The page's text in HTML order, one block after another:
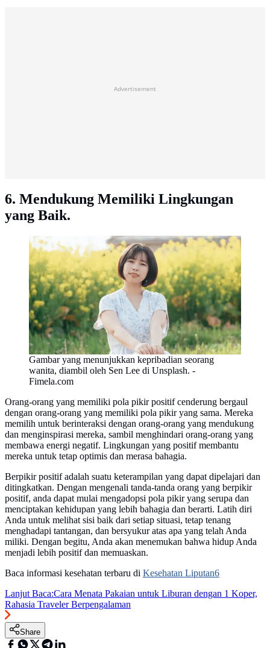
Advertisement
6. Mendukung Memiliki Lingkungan
yang Baik.
Gambar yang menunjukkan kepribadian seorang
wanita, diambil oleh Sen Lee di Unsplash. -
Fimela.com
Orang-orang yang memiliki pola pikir positif cenderung bergaul
dengan orang-orang yang memiliki pola pikir yang sama. Mereka
memilih untuk berinteraksi dengan orang-orang yang mendukung
dan menginspirasi mereka, sambil menghindari orang-orang yang
membawa energi negatif. Lingkungan yang positif membantu
mereka untuk tetap optimis dan merasa bahagia.
Berpikir positif adalah suatu keterampilan yang dapat dipelajari dan
ditingkatkan. Dengan mengenali tanda-tanda orang yang berpikir
positif, anda dapat mulai mengadopsi pola pikir yang serupa dan
menciptakan kehidupan yang lebih bahagia dan berarti. Latih diri
Anda untuk melihat sisi baik dari setiap situasi, tetap tenang
menghadapi tantangan, dan bersyukur atas apa yang telah Anda
miliki. Dengan begitu, Anda akan menemukan bahwa hidup Anda
menjadi lebih positif dan memuaskan.
Baca informasi kesehatan terbaru di Kesehatan Liputan6
Lanjut Baca:Cara Menata Pakaian untuk Liburan dengan 1 Koper,
Rahasia Traveler Berpengalaman
Share